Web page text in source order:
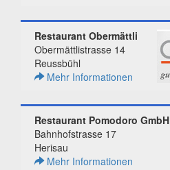
Restaurant Obermättli
Obermättlistrasse 14
Reussbühl
Mehr Informationen
Restaurant Pomodoro GmbH
Bahnhofstrasse 17
Herisau
Mehr Informationen